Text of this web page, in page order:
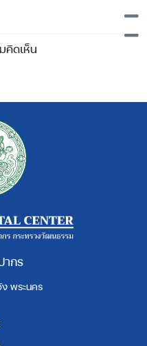
คิดเห็น
ากร
พระนคร